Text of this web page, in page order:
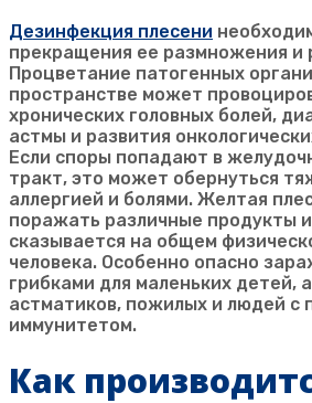
Дезинфекция плесени
прекращения ее размножения и
Процветание патогенных
пространстве может
хронических головных болей,
астмы и развития
Если споры попадают в
тракт, это может обернуться
аллергией и болями. Желтая
поражать различные продукты
сказывается на общем
человека. Особенно опасно
грибками для маленьких детей,
астматиков, пожилых и людей с
иммунитетом.
Как